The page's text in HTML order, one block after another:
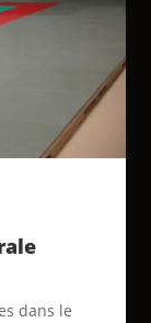
dans le